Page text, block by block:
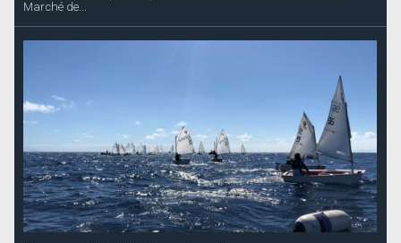
Marché de...